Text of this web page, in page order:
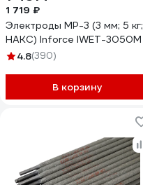
1 719 ₽
Электроды МР-3 (3 мм; 5 кг;
НАКС) Inforce IWET-3050M
4.8(390)
В корзину